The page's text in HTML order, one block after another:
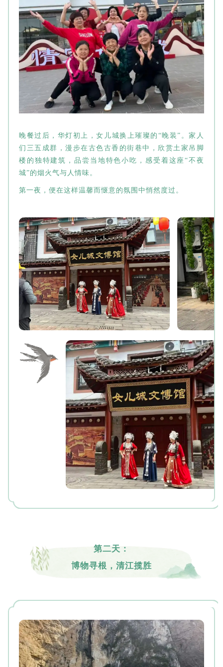
晚餐过后，华灯初上，女儿城换上璀璨的“晚装”。家人
们三五成群，漫步在古色古香的街巷中，欣赏土家吊脚
楼的独特建筑，品尝当地特色小吃，感受着这座“不夜
城”的烟火气与人情味。
第一夜，便在这样温馨而惬意的氛围中悄然度过。
第二天：
博物寻根，清江揽胜